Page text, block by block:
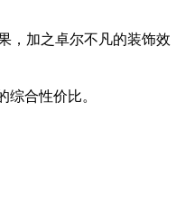
，加之卓尔不凡的装饰效
合性价比。